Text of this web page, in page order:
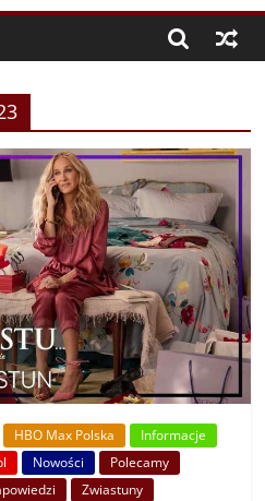
HBO Max Polska
Informacje
Nowości
Polecamy
Zwiastuny